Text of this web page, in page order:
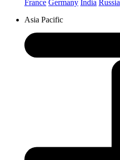
France Germany India Russia
Asia Pacific